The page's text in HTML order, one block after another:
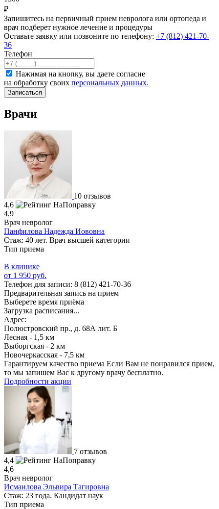
₽
Запишитесь на первичный прием невролога или ортопеда и
врач подберет нужное лечение и процедуры
Оставьте заявку или позвоните по телефону: +7 (812) 421-70-
36
Телефон
Нажимая на кнопку, вы даете согласие
на обработку своих персональных данных.
Записаться
Врачи
10 отзывов
4,6
4,9
Врач невролог
Панфилова Надежда Иововна
Стаж: 40 лет. Врач высшей категории
Тип приема
В клинике
от 1 950 руб.
Телефон для записи: 8 (812) 421-70-36
Предварительная запись на прием
Выберете время приёма
Загрузка расписания...
Адрес:
Полюстровский пр., д. 68А лит. Б
Лесная - 1,5 км
Выборгская - 2 км
Новочеркасская - 7,5 км
Гарантируем качество приема Если Вам не понравился прием,
то мы запишем Вас к другому врачу бесплатно.
Подробности акции
7 отзывов
4,4
4,6
Врач невролог
Исмаилова Эльвира Тагировна
Стаж: 23 года. Кандидат наук
Тип приема